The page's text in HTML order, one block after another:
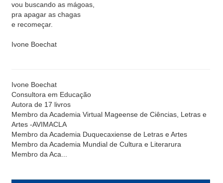
vou buscando as mágoas,
pra apagar as chagas
e recomeçar.
Ivone Boechat
Ivone Boechat
Consultora em Educação
Autora de 17 livros
Membro da Academia Virtual Mageense de Ciências, Letras e
Artes -AVIMACLA
Membro da Academia Duquecaxiense de Letras e Artes
Membro da Academia Mundial de Cultura e Literarura
Membro da Aca...